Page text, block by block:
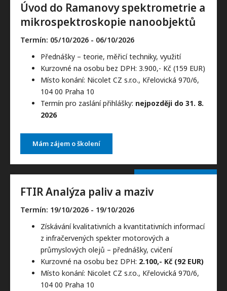
Úvod do Ramanovy spektrometrie a
mikrospektroskopie nanoobjektů
Termín: 05/10/2026 - 06/10/2026
Přednášky – teorie, měřicí techniky, využití
Kurzovné na osobu bez DPH: 3.900,- Kč (159 EUR)
Místo konání: Nicolet CZ s.r.o., Křelovická 970/6,
104 00 Praha 10
Termín pro zaslání přihlášky: nejpozději do 31. 8.
2026
Mám zájem o školení
FTIR Analýza paliv a maziv
Termín: 19/10/2026 - 19/10/2026
Získávání kvalitativních a kvantitativních informací
z infračervených spekter motorových a
průmyslových olejů – přednášky, cvičení
Kurzovné na osobu bez DPH: 2.100,- Kč (92 EUR)
Místo konání: Nicolet CZ s.r.o., Křelovická 970/6,
104 00 Praha 10